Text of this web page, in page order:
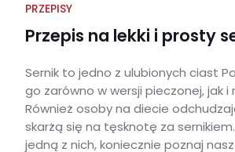
PRZEPISY
Przepis na lekki i prosty
Sernik to jedno z ulubionych ciast
go zarówno w wersji pieczonej, jak i
Również osoby na diecie
skarżą się na tęsknotę za
jedną z nich, koniecznie poznaj